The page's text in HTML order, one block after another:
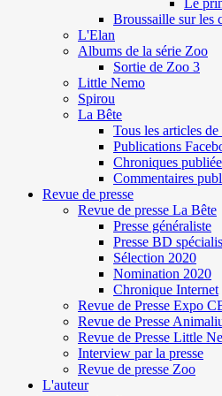
Broussaille sur les
L'Elan
Albums de la série Zoo
Sortie de Zoo 3
Little Nemo
Spirou
La Bête
Tous les articles
Publications
Chroniques
Commentaires
Revue de presse
Revue de presse La Bête
Presse généraliste
Presse BD
Sélection 2020
Nomination 2020
Chronique Internet
Revue de Presse Expo
Revue de Presse
Revue de Presse Little
Interview par la presse
Revue de presse Zoo
L'auteur